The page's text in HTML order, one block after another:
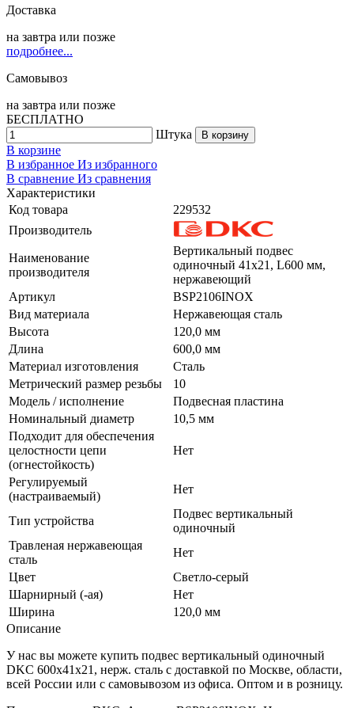
Доставка
на завтра или позже
подробнее...
Самовывоз
на завтра или позже
БЕСПЛАТНО
Штука
В корзину
В корзине
В избранное Из избранного
В сравнение Из сравнения
Характеристики
Код товара
229532
Производитель
Наименование
производителя
Вертикальный подвес
одиночный 41х21, L600 мм,
нержавеющий
Артикул
BSP2106INOX
Вид материала
Нержавеющая сталь
Высота
120,0 мм
Длина
600,0 мм
Материал изготовления
Сталь
Метрический размер резьбы
10
Модель / исполнение
Подвесная пластина
Номинальный диаметр
10,5 мм
Подходит для обеспечения
целостности цепи
(огнестойкость)
Нет
Регулируемый
(настраиваемый)
Нет
Тип устройства
Подвес вертикальный
одиночный
Травленая нержавеющая
сталь
Нет
Цвет
Светло-серый
Шарнирный (-ая)
Нет
Ширина
120,0 мм
Описание
У нас вы можете купить подвес вертикальный одиночный
DKC 600х41х21, нерж. сталь с доставкой по Москве, области,
всей России или с самовывозом из офиса. Оптом и в розницу.